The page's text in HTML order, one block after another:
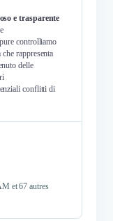
e trasparente
controlliamo
rappresenta
delle
conflitti di
et 67 autres